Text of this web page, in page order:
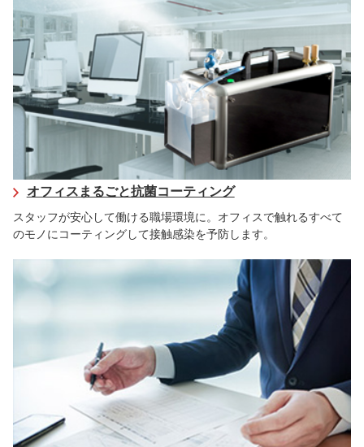
オフィスまるごと抗菌コーティング
スタッフが安心して働ける職場環境に。オフィスで触れるすべて
のモノにコーティングして接触感染を予防します。